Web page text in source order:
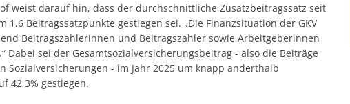
weist darauf hin, dass der durchschnittliche Zusatzbeitragssatz seit
1,6 Beitragssatzpunkte gestiegen sei. „Die Finanzsituation der GKV
Beitragszahlerinnen und Beitragszahler sowie Arbeitgeberinnen
Dabei sei der Gesamtsozialversicherungsbeitrag - also die Beiträge
Sozialversicherungen - im Jahr 2025 um knapp anderthalb
42,3% gestiegen.